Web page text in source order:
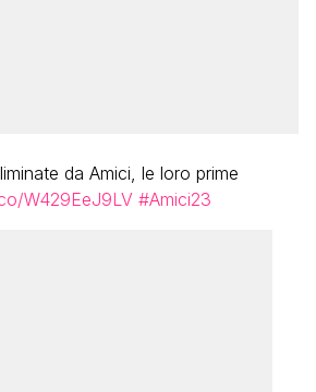
da Amici, le loro prime
W429EeJ9LV #Amici23